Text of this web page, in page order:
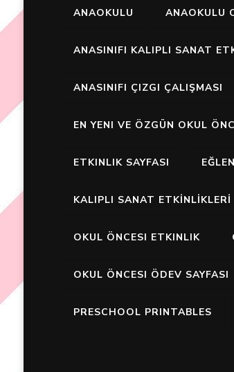
ANAOKULU ANAOKULU
ANASINIFI KALIPLI SANAT
ANASINIFI ÇIZGI ÇALIŞMASI
EN YENI VE ÖZGÜN OKUL
ETKINLIK SAYFASI
KALIPLI SANAT ETKİNLİKLERİ
OKUL ÖNCESI ETKINLIK
OKUL ÖNCESI ÖDEV SAYFASI
PRESCHOOL PRINTABLES